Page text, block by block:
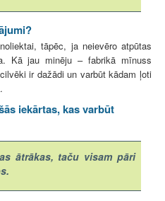
tāpēc, ja neievēro atpūtas
Kā jau minēju – fabrikā mīnuss
ir dažādi un varbūt kādam ļoti
iekārtas, kas varbūt
ātrākas, taču visam pāri